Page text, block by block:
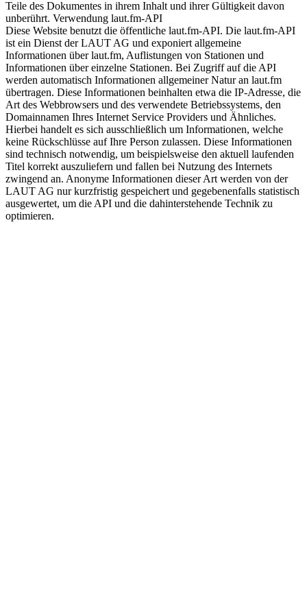
Teile des Dokumentes in ihrem Inhalt und ihrer Gültigkeit davon
unberührt. Verwendung laut.fm-API
Diese Website benutzt die öffentliche laut.fm-API. Die laut.fm-API
ist ein Dienst der LAUT AG und exponiert allgemeine
Informationen über laut.fm, Auflistungen von Stationen und
Informationen über einzelne Stationen. Bei Zugriff auf die API
werden automatisch Informationen allgemeiner Natur an laut.fm
übertragen. Diese Informationen beinhalten etwa die IP-Adresse, die
Art des Webbrowsers und des verwendete Betriebssystems, den
Domainnamen Ihres Internet Service Providers und Ähnliches.
Hierbei handelt es sich ausschließlich um Informationen, welche
keine Rückschlüsse auf Ihre Person zulassen. Diese Informationen
sind technisch notwendig, um beispielsweise den aktuell laufenden
Titel korrekt auszuliefern und fallen bei Nutzung des Internets
zwingend an. Anonyme Informationen dieser Art werden von der
LAUT AG nur kurzfristig gespeichert und gegebenenfalls statistisch
ausgewertet, um die API und die dahinterstehende Technik zu
optimieren.